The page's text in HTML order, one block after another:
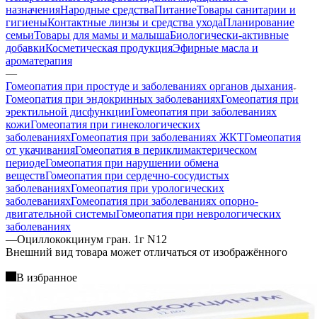
назначенияНародные средстваПитаниеТовары санитарии и
гигиеныКонтактные линзы и средства уходаПланирование
семьиТовары для мамы и малышаБиологически-активные
добавкиКосметическая продукцияЭфирные масла и
ароматерапия
—
Гомеопатия при простуде и заболеваниях органов дыхания
Гомеопатия при эндокринных заболеванияхГомеопатия при
эректильной дисфункцииГомеопатия при заболеваниях
кожиГомеопатия при гинекологических
заболеванияхГомеопатия при заболеваниях ЖКТГомеопатия
от укачиванияГомеопатия в периклимактерическом
периодеГомеопатия при нарушении обмена
веществГомеопатия при сердечно-сосудистых
заболеванияхГомеопатия при урологических
заболеванияхГомеопатия при заболеваниях опорно-
двигательной системыГомеопатия при неврологических
заболеваниях
—Оциллококцинум гран. 1г N12
Bнешний вид товара может отличаться от изображённого
В избранное